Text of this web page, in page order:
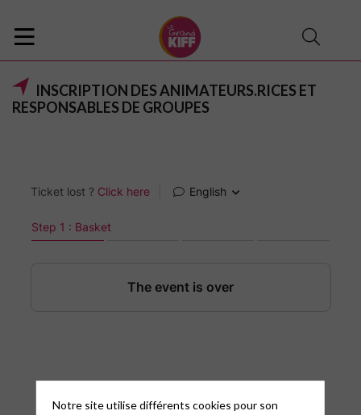
INSCRIPTION DES ANIMATEURS.RICES ET
RESPONSABLES DE GROUPES
Notre site utilise différents cookies pour son